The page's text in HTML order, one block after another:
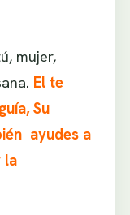
mujer,
El te
Su
ayudes a
la